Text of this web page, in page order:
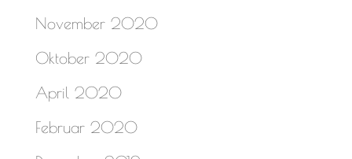
November 2020
Oktober 2020
April 2020
Februar 2020